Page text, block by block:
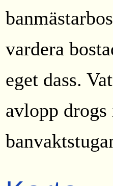
vardera
eget dass.
avlopp